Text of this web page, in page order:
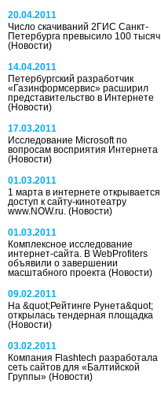
20.04.2011
Число скачиваний 2ГИС Санкт-
Петербурга превысило 100 тысяч
(Новости)
14.04.2011
Петербургский разработчик
«Газинформсервис» расширил
представительство в Интернете
(Новости)
17.03.2011
Исследование Microsoft по
вопросам восприятия Интернета
(Новости)
01.03.2011
1 марта в интернете открывается
доступ к сайту-кинотеатру
www.NOW.ru. (Новости)
01.03.2011
Комплексное исследование
интернет-сайта. В WebProfiters
объявили о завершении
масштабного проекта (Новости)
09.02.2011
На &quot;Рейтинге Рунета&quot;
открылась тендерная площадка
(Новости)
03.02.2011
Компания Flashtech разработала
сеть сайтов для «Балтийской
Группы» (Новости)